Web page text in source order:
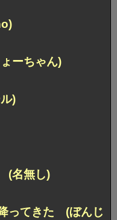
ーちゃん)
)
(名無し)
ってきた (ぼんじ